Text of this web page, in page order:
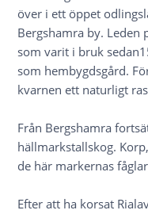
över i ett öppet
Bergshamra by. Leden
som varit i bruk
som hembygdsgård.
kvarnen ett naturligt
Från Bergshamra
hällmarkstallskog.
de här markernas
Efter att ha korsat